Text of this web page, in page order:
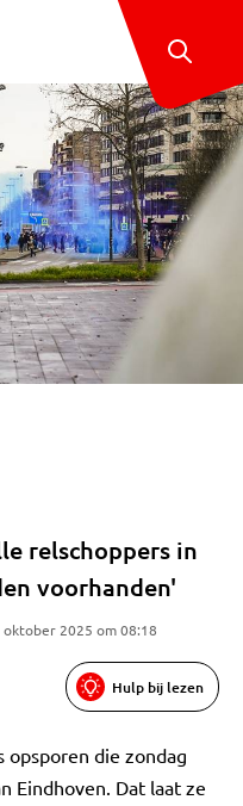
relschoppers in
voorhanden'
oktober 2025 om 08:18
Hulp bij lezen
opsporen die zondag
Eindhoven. Dat laat ze